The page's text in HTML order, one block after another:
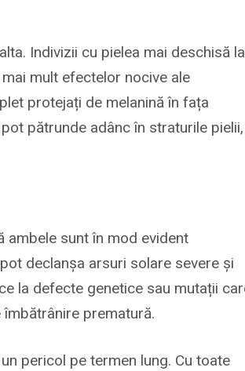
Indivizii cu pielea mai deschisă la
mult efectelor nocive ale
protejați de melanină în fața
pătrunde adânc în straturile pielii,
ambele sunt în mod evident
declanșa arsuri solare severe și
la defecte genetice sau mutații
prematură.
pericol pe termen lung. Cu toate